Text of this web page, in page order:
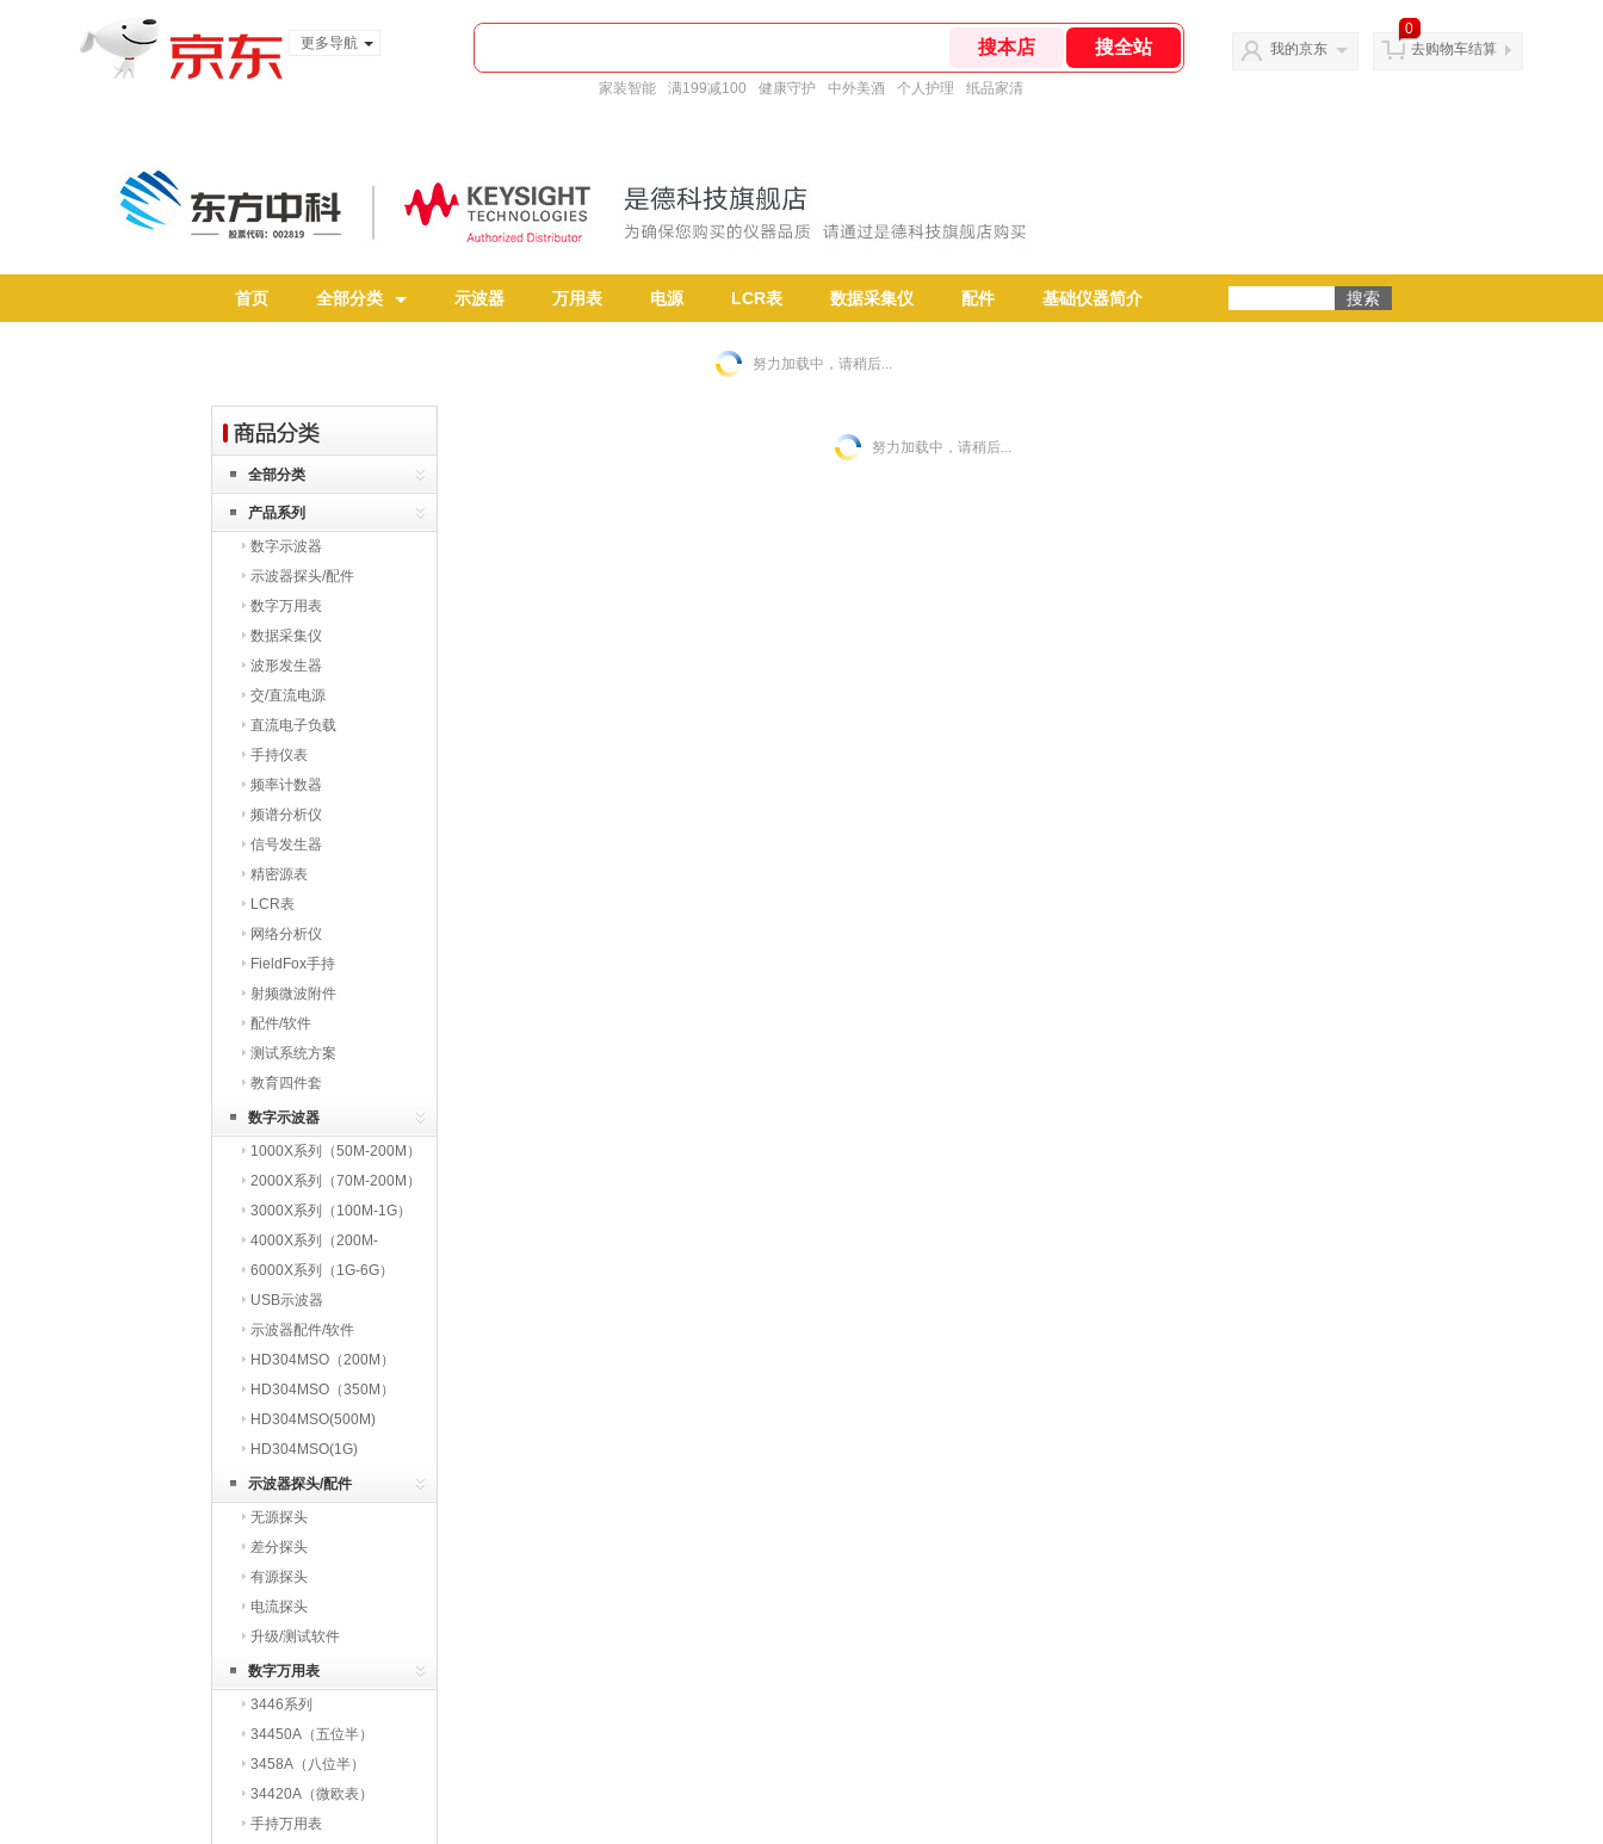
更多导航
家装智能 满199减100 健康守护 中外美酒 个人护理 纸品家清
我的京东
0
去购物车结算
首页 全部分类 示波器 万用表 电源 LCR表 数据采集仪 配件 基础仪器简介
努力加载中，请稍后...
全部分类
产品系列
数字示波器
示波器探头/配件
数字万用表
数据采集仪
波形发生器
交/直流电源
直流电子负载
手持仪表
频率计数器
频谱分析仪
信号发生器
精密源表
LCR表
网络分析仪
FieldFox手持
射频微波附件
配件/软件
测试系统方案
教育四件套
数字示波器
1000X系列（50M-200M）
2000X系列（70M-200M）
3000X系列（100M-1G）
4000X系列（200M-
1.5G）
6000X系列（1G-6G）
USB示波器
示波器配件/软件
HD304MSO（200M）
HD304MSO（350M）
HD304MSO(500M)
HD304MSO(1G)
示波器探头/配件
无源探头
差分探头
有源探头
电流探头
升级/测试软件
数字万用表
3446系列
34450A（五位半）
3458A（八位半）
34420A（微欧表）
手持万用表
努力加载中，请稍后...